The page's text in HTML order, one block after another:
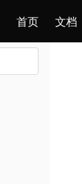
首页 文档